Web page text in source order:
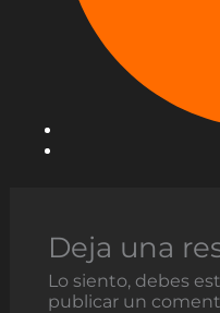
Deja una
Lo siento, debes
publicar un